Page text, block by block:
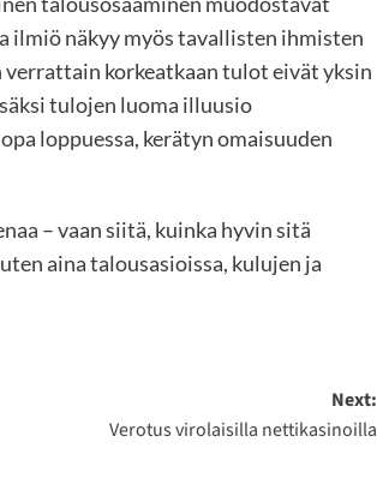
ilmiö näkyy myös tavallisten ihmisten
verrattain korkeatkaan tulot eivät yksin
tulojen luoma illuusio
loppuessa, kerätyn omaisuuden
– vaan siitä, kuinka hyvin sitä
aina talousasioissa, kulujen ja
Next:
Verotus virolaisilla nettikasinoilla